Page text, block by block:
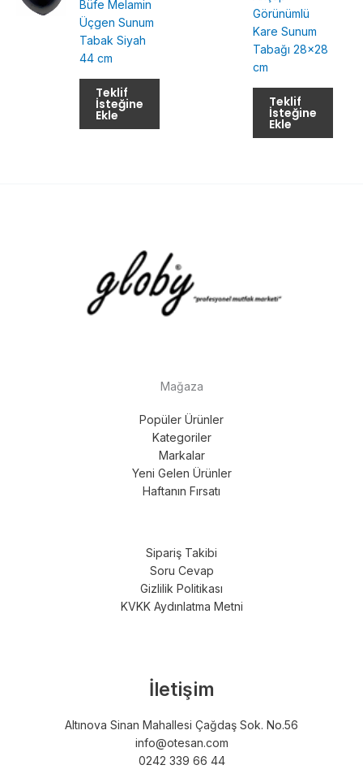
Büfe Melamin
Üçgen Sunum
Tabak Siyah
44 cm
Teklif
İsteğine
Ekle
Görünümlü
Kare Sunum
Tabağı 28×28
cm
Teklif
İsteğine
Ekle
Mağaza
Popüler Ürünler
Kategoriler
Markalar
Yeni Gelen Ürünler
Haftanın Fırsatı
Sipariş Takibi
Soru Cevap
Gizlilik Politikası
KVKK Aydınlatma Metni
İletişim
Altınova Sinan Mahallesi Çağdaş Sok. No.56
info@otesan.com
0242 339 66 44